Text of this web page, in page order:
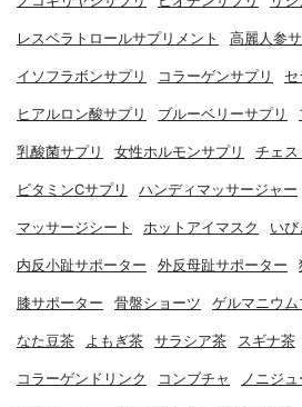
レスベラトロールサプリメント 高麗人参
イソフラボンサプリ コラーゲンサプリ セ
ヒアルロン酸サプリ ブルーベリーサプリ
乳酸菌サプリ 女性ホルモンサプリ チェス
ビタミンCサプリ ハンディマッサージャー
マッサージシート ホットアイマスク い
内反小趾サポーター 外反母趾サポーター
膝サポーター 骨盤ショーツ ゲルマニウム
なた豆茶 よもぎ茶 サラシア茶 スギナ茶
コラーゲンドリンク コンブチャ ノニジュ